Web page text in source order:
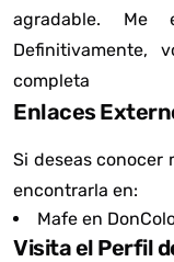
agradable. Me
Definitivamente,
completa
Enlaces
Si deseas conocer
encontrarla en:
Mafe en
Visita el Perfil